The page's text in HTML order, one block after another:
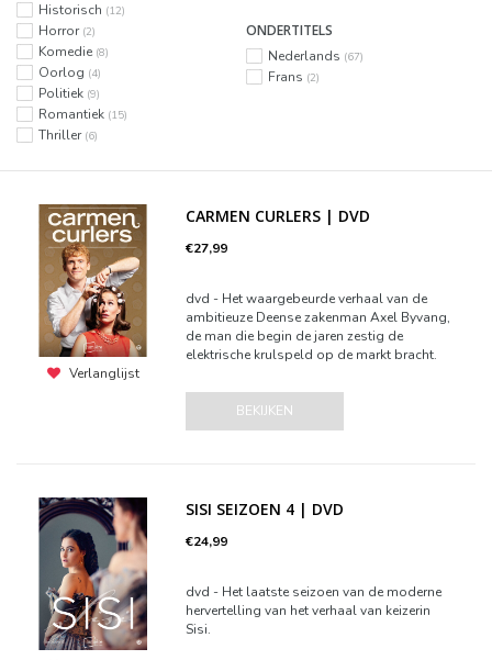
Historisch (12)
Horror (2)
Komedie (8)
Oorlog (4)
Politiek (9)
Romantiek (15)
Thriller (6)
ONDERTITELS
Nederlands (67)
Frans (2)
Verlanglijst
CARMEN CURLERS | DVD
€27,99
dvd - Het waargebeurde verhaal van de
ambitieuze Deense zakenman Axel Byvang,
de man die begin de jaren zestig de
elektrische krulspeld op de markt bracht.
BEKIJKEN
SISI SEIZOEN 4 | DVD
€24,99
dvd - Het laatste seizoen van de moderne
hervertelling van het verhaal van keizerin
Sisi.